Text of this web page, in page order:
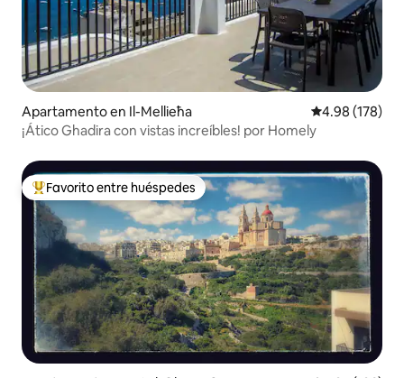
Apartamento en Il-Mellieħa Calificación
4.98 (178)
¡Ático Ghadira con vistas increíbles! por Homely
Favorito entre huéspedes preferido
Favorito entre huéspedes